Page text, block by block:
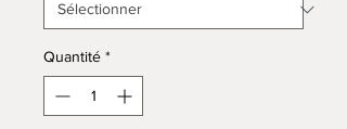
Quantité *